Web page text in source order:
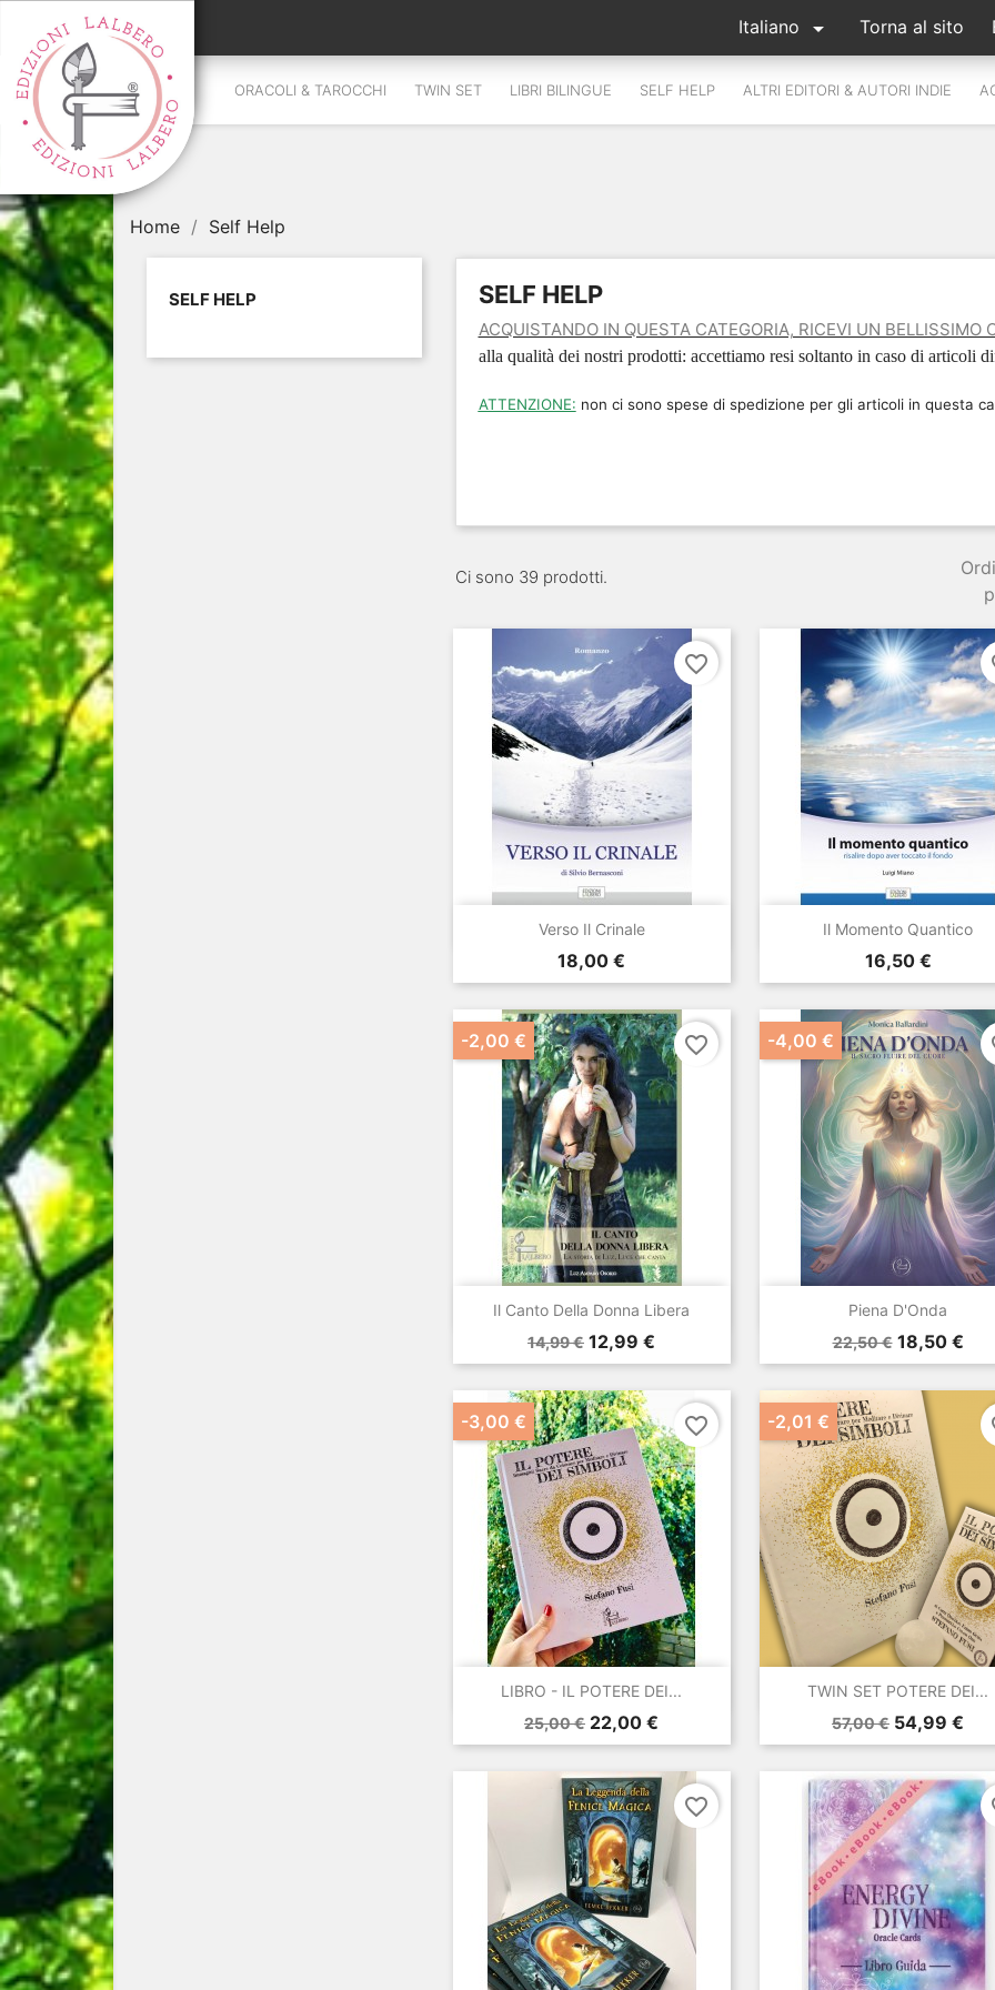
Italiano  Torna al sito
ORACOLI & TAROCCHI TWIN SET LIBRI BILINGUE SELF HELP ALTRI EDITORI & AUTORI INDIE
Home Self Help
SELF HELP SELF HELP
ACQUISTANDO IN QUESTA CATEGORIA, RICEVI UN BELLISSIMO
alla qualità dei nostri prodotti: accettiamo resi soltanto in caso di articoli
ATTENZIONE: non ci sono spese di spedizione per gli articoli in questa
Ci sono 39 prodotti.
Verso Il Crinale
Prezzo
18,00 €
Anteprima
favorite_border
Il Momento Quantico
Prezzo
16,50 €
Anteprima
Il Canto Della Donna Libera
Prezzo
base
14,99 € Prezzo
12,99 €
-2,00 €
Anteprima
favorite_border
Piena D'Onda
Prezzo
base
22,50 € Prezzo
18,50 €
-4,00 €
Anteprima
LIBRO - IL POTERE DEI...
Prezzo
base
25,00 € Prezzo
22,00 €
-3,00 €
 Anteprima
favorite_border
TWIN SET POTERE DEI...
Prezzo
base
57,00 € Prezzo
54,99 €
-2,01 €
Anteprima
favorite_border